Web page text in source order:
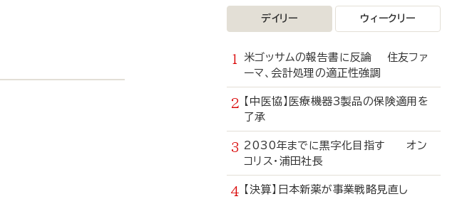
デイリー ウィークリー
米ゴッサムの報告書に反論 住友ファ
ーマ、会計処理の適正性強調
【中医協】医療機器3製品の保険適用を
了承
2030年までに黒字化目指す オン
コリス・浦田社長
【決算】日本新薬が事業戦略見直し